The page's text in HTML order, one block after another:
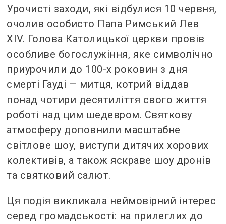
Урочисті заходи, які відбулися 10 червня,
очолив особисто Папа Римський Лев
XIV. Голова Католицької церкви провів
особливе богослужіння, яке символічно
приурочили до 100-х роковин з дня
смерті Гауді — митця, котрий віддав
понад чотири десятиліття свого життя
роботі над цим шедевром. Святкову
атмосферу доповнили масштабне
світлове шоу, виступи дитячих хорових
колективів, а також яскраве шоу дронів
та святковий салют.
Ця подія викликала неймовірний інтерес
серед громадськості: на прилеглих до